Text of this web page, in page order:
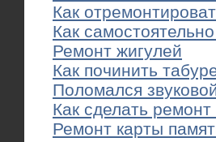
Как
Как
Ремонт жигулей
Как починить
Поломался
Как сделать
Ремонт карты